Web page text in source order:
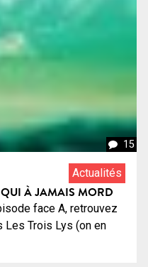
15
Actualités
QUI À JAMAIS MORD
face A, retrouvez
Les Trois Lys (on en